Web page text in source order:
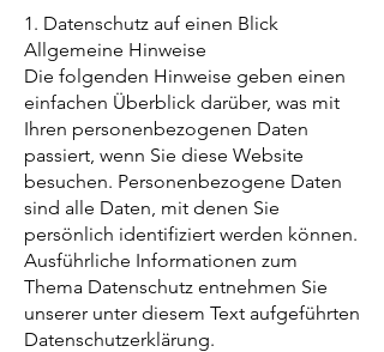
1. Datenschutz auf einen Blick
Allgemeine Hinweise
Die folgenden Hinweise geben einen
einfachen Überblick darüber, was mit
Ihren personenbezogenen Daten
passiert, wenn Sie diese Website
besuchen. Personenbezogene Daten
sind alle Daten, mit denen Sie
persönlich identifiziert werden können.
Ausführliche Informationen zum
Thema Datenschutz entnehmen Sie
unserer unter diesem Text aufgeführten
Datenschutzerklärung.